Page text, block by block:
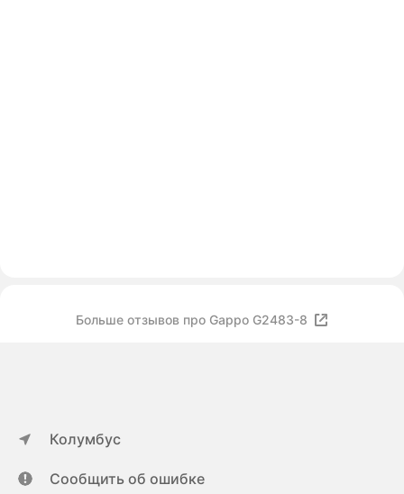
Больше отзывов про Gappo G2483-8
Колумбус
Сообщить об ошибке